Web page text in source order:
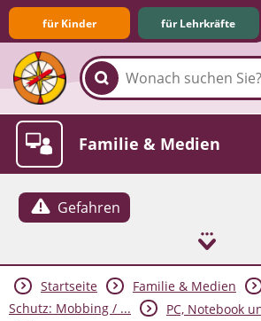
für Kinder für Lehrkräfte
Familie & Medien
Gefahren
Spieletipps &
Die Jüngsten im Netz
Lexikon
Aktuelles
Startseite Familie & Medien
Schutz: Mobbing / ...
PC, Notebook